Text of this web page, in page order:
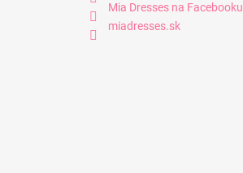
Mia Dresses na Facebooku
miadresses.sk